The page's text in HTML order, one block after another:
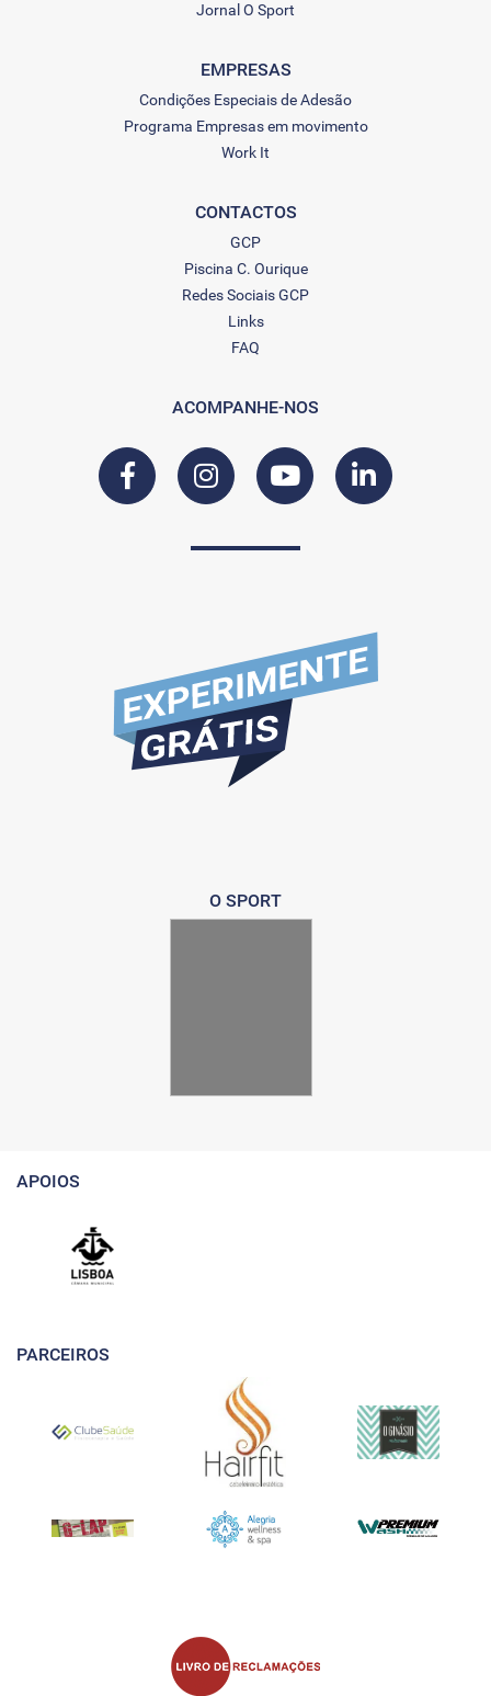
Jornal O Sport
EMPRESAS
Condições Especiais de Adesão
Programa Empresas em movimento
Work It
CONTACTOS
GCP
Piscina C. Ourique
Redes Sociais GCP
Links
FAQ
ACOMPANHE-NOS
O SPORT
APOIOS
PARCEIROS